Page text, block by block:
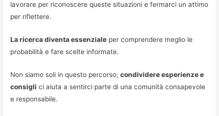
lavorare per riconoscere queste situazioni e fermarci un attimo
per riflettere.
La ricerca diventa essenziale per comprendere meglio le
probabilità e fare scelte informate.
Non siamo soli in questo percorso;condividere esperienze e
consigli ci aiuta a sentirci parte di una comunità consapevole
e responsabile.